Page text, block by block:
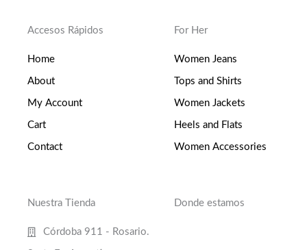
Accesos Rápidos
Home
About
My Account
Cart
Contact
For Her
Women Jeans
Tops and Shirts
Women Jackets
Heels and Flats
Women Accessories
Nuestra Tienda
Córdoba 911 - Rosario.
Donde estamos